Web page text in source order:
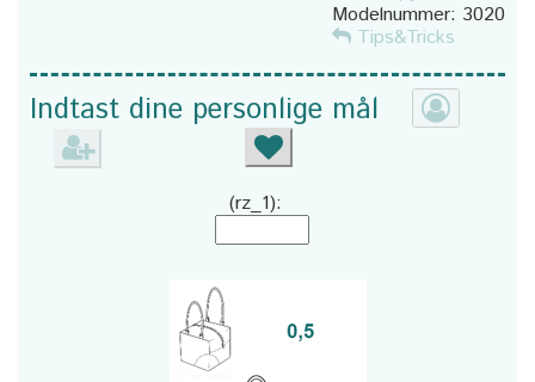
Modelnummer: 3020
Tips&Tricks
Indtast dine personlige mål
(rz_1):